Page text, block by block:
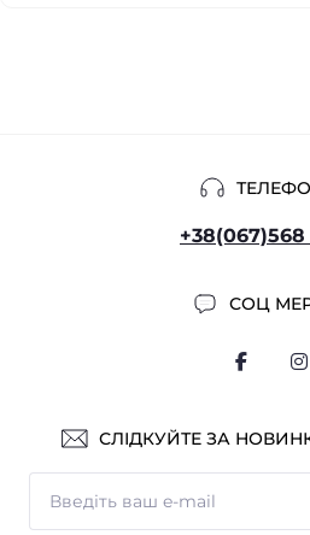
+38(067)568
СОЦ
СЛІДКУЙТЕ ЗА